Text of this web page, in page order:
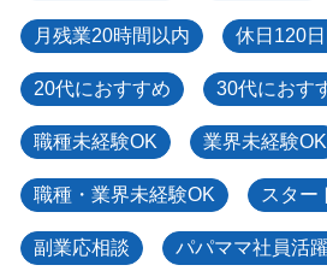
月残業20時間以内 休日120
20代におすすめ 30代におす
職種未経験OK 業界未経験OK
職種・業界未経験OK スター
副業応相談 パパママ社員活